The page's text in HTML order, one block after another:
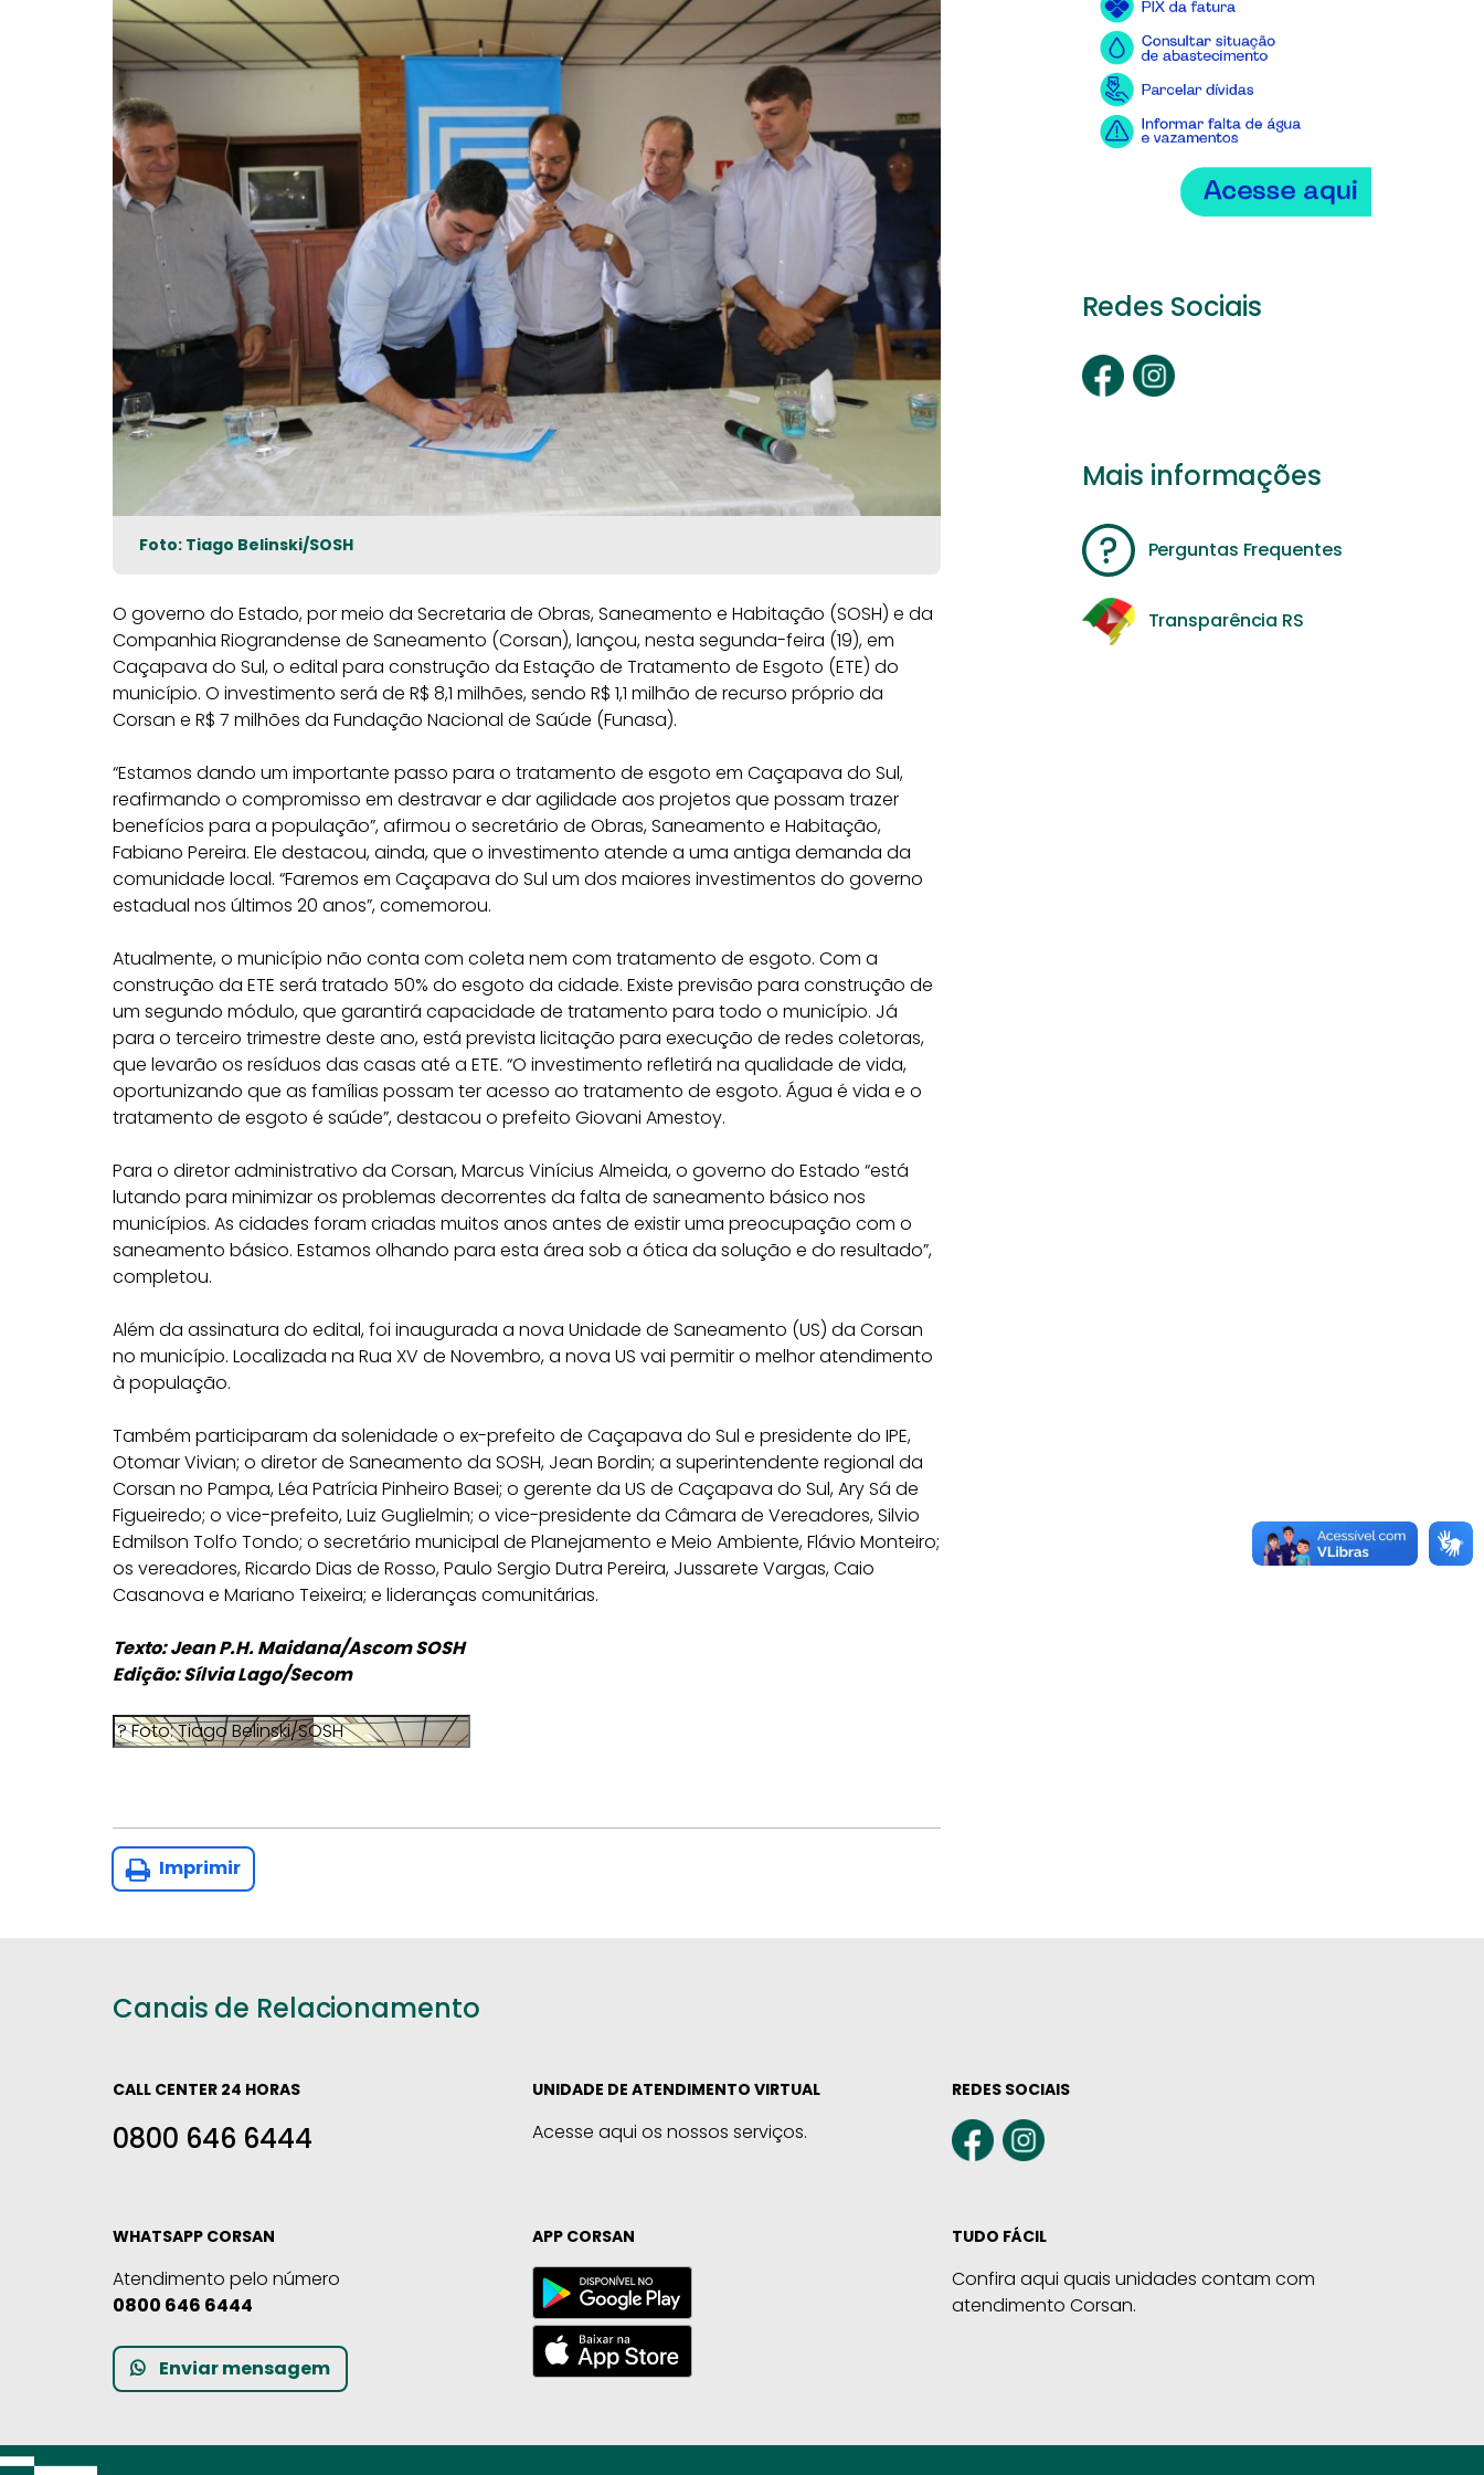
Foto: Tiago Belinski/SOSH
O governo do Estado, por meio da Secretaria de Obras, Saneamento e Habitação (SOSH) e da
Companhia Riograndense de Saneamento (Corsan), lançou, nesta segunda-feira (19), em
Caçapava do Sul, o edital para construção da Estação de Tratamento de Esgoto (ETE) do
município. O investimento será de R$ 8,1 milhões, sendo R$ 1,1 milhão de recurso próprio da
Corsan e R$ 7 milhões da Fundação Nacional de Saúde (Funasa).
“Estamos dando um importante passo para o tratamento de esgoto em Caçapava do Sul,
reafirmando o compromisso em destravar e dar agilidade aos projetos que possam trazer
benefícios para a população”, afirmou o secretário de Obras, Saneamento e Habitação,
Fabiano Pereira. Ele destacou, ainda, que o investimento atende a uma antiga demanda da
comunidade local. “Faremos em Caçapava do Sul um dos maiores investimentos do governo
estadual nos últimos 20 anos”, comemorou.
Atualmente, o município não conta com coleta nem com tratamento de esgoto. Com a
construção da ETE será tratado 50% do esgoto da cidade. Existe previsão para construção de
um segundo módulo, que garantirá capacidade de tratamento para todo o município. Já
para o terceiro trimestre deste ano, está prevista licitação para execução de redes coletoras,
que levarão os resíduos das casas até a ETE. “O investimento refletirá na qualidade de vida,
oportunizando que as famílias possam ter acesso ao tratamento de esgoto. Água é vida e o
tratamento de esgoto é saúde”, destacou o prefeito Giovani Amestoy.
Para o diretor administrativo da Corsan, Marcus Vinícius Almeida, o governo do Estado “está
lutando para minimizar os problemas decorrentes da falta de saneamento básico nos
municípios. As cidades foram criadas muitos anos antes de existir uma preocupação com o
saneamento básico. Estamos olhando para esta área sob a ótica da solução e do resultado”,
completou.
Além da assinatura do edital, foi inaugurada a nova Unidade de Saneamento (US) da Corsan
no município. Localizada na Rua XV de Novembro, a nova US vai permitir o melhor atendimento
à população.
Também participaram da solenidade o ex-prefeito de Caçapava do Sul e presidente do IPE,
Otomar Vivian; o diretor de Saneamento da SOSH, Jean Bordin; a superintendente regional da
Corsan no Pampa, Léa Patrícia Pinheiro Basei; o gerente da US de Caçapava do Sul, Ary Sá de
Figueiredo; o vice-prefeito, Luiz Guglielmin; o vice-presidente da Câmara de Vereadores, Silvio
Edmilson Tolfo Tondo; o secretário municipal de Planejamento e Meio Ambiente, Flávio Monteiro;
os vereadores, Ricardo Dias de Rosso, Paulo Sergio Dutra Pereira, Jussarete Vargas, Caio
Casanova e Mariano Teixeira; e lideranças comunitárias.
Texto: Jean P.H. Maidana/Ascom SOSH
Edição: Sílvia Lago/Secom
Imprimir
Redes Sociais
Mais informações
Perguntas Frequentes
Transparência RS
Canais de Relacionamento
CALL CENTER 24 HORAS
0800 646 6444
UNIDADE DE ATENDIMENTO VIRTUAL
Acesse aqui os nossos serviços.
REDES SOCIAIS
WHATSAPP CORSAN
Atendimento pelo número
0800 646 6444
Enviar mensagem
APP CORSAN TUDO FÁCIL
Confira aqui quais unidades contam com
atendimento Corsan.